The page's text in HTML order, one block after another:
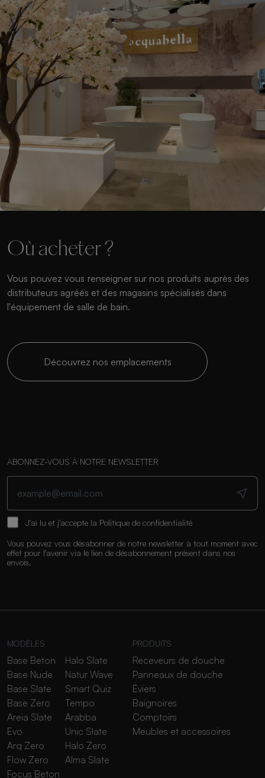
Où acheter ?
Vous pouvez vous renseigner sur nos produits auprès des
distributeurs agréés et des magasins spécialisés dans
l'équipement de salle de bain.
Découvrez nos emplacements
ABONNEZ-VOUS À NOTRE NEWSLETTER
J'ai lu et j'accepte la Politique de confidentialité
Vous pouvez vous désabonner de notre newsletter à tout moment avec
effet pour l'avenir via le lien de désabonnement présent dans nos
envois.
MODÈLES
Base Beton
Base Nude
Base Slate
Base Zero
Areia Slate
Evo
Arq Zero
Flow Zero
Focus Beton
Halo Slate
Natur Wave
Smart Quiz
Tempo
Arabba
Unic Slate
Halo Zero
Alma Slate
PRODUITS
Receveurs de douche
Panneaux de douche
Éviers
Baignoires
Comptoirs
Meubles et accessoires